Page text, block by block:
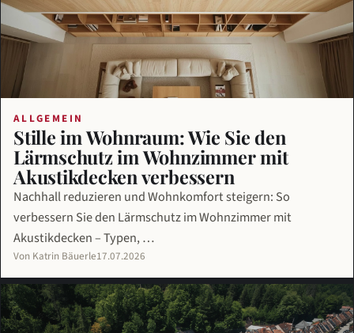
ALLGEMEIN
Stille im Wohnraum: Wie Sie den
Lärmschutz im Wohnzimmer mit
Akustikdecken verbessern
Nachhall reduzieren und Wohnkomfort steigern: So
verbessern Sie den Lärmschutz im Wohnzimmer mit
Akustikdecken – Typen, …
Von Katrin Bäuerle17.07.2026